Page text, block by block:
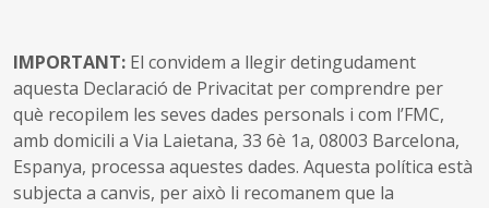
IMPORTANT: El convidem a llegir detingudament
aquesta Declaració de Privacitat per comprendre per
què recopilem les seves dades personals i com l’FMC,
amb domicili a Via Laietana, 33 6è 1a, 08003 Barcelona,
Espanya, processa aquestes dades. Aquesta política està
subjecta a canvis, per això li recomanem que la